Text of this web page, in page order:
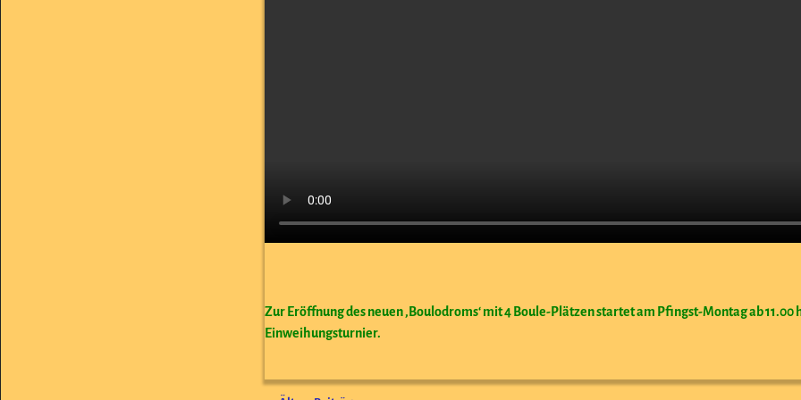
Zur Eröffnung des neuen ‚Boulodroms‘ mit 4 Boule-Plätzen startet am Pfingst-Montag ab 11.00
Einweihungsturnier.